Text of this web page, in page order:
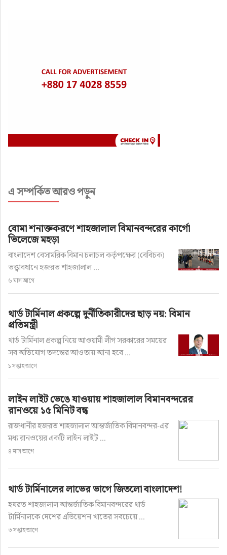
এ সম্পর্কিত আরও পড়ুন
বোমা শনাক্তকরণে শাহজালাল বিমানবন্দরের কার্গো
ভিলেজে মহড়া
বাংলাদেশ বেসামরিক বিমান চলাচল কর্তৃপক্ষের (বেবিচক)
তত্ত্বাবধানে হজরত শাহজালাল ...
৬ মাস আগে
থার্ড টার্মিনাল প্রকল্পে দুর্নীতিকারীদের ছাড় নয়: বিমান
প্রতিমন্ত্রী
থার্ড টার্মিনাল প্রকল্প নিয়ে আওয়ামী লীগ সরকারের সময়ের
সব অভিযোগ তদন্তের আওতায় আনা হবে ...
১ সপ্তাহ আগে
লাইন লাইট ভেঙে যাওয়ায় শাহজালাল বিমানবন্দরের
রানওয়ে ১৫ মিনিট বন্ধ
রাজধানীর হজরত শাহজালাল আন্তর্জাতিক বিমানবন্দর-এর
মধ্য রানওয়ের একটি লাইন লাইট ...
৪ মাস আগে
থার্ড টার্মিনালের লাভের ভাগে জিতলো বাংলাদেশ!
হযরত শাহজালাল আন্তর্জাতিক বিমানবন্দরের থার্ড
টার্মিনালকে দেশের এভিয়েশন খাতের সবচেয়ে ...
৩ সপ্তাহ আগে